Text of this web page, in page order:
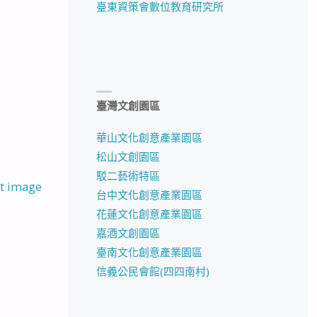
image
臺東資策會數位教育研究所
臺灣文創園區
華山文化創意產業園區
松山文創園區
駁二藝術特區
台中文化創意產業園區
花蓮文化創意產業園區
嘉酒文創園區
臺南文化創意產業園區
信義公民會館(四四南村)